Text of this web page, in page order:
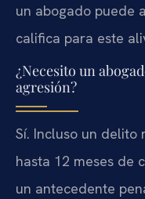
un abogado puede
califica para este
¿Necesito un
agresión?
Sí. Incluso un delito
hasta 12 meses de
un antecedente